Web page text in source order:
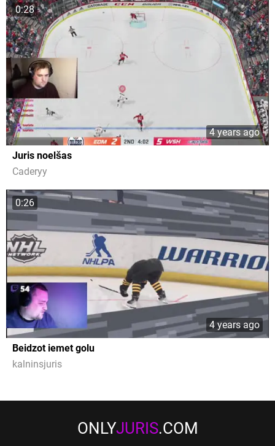
0:28
4 years ago
Juris noelšas
Caderyy
0:26
4 years ago
Beidzot iemet golu
kalninsjuris
ONLYJURIS.COM